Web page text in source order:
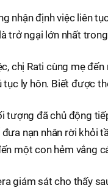
nhận định việc liên
trở ngại lớn nhất
chị Rati cùng mẹ
ly hôn. Biết được
tượng đã chủ động
nạn nhân rời khỏi
một con hẻm vắng
giám sát cho thấy